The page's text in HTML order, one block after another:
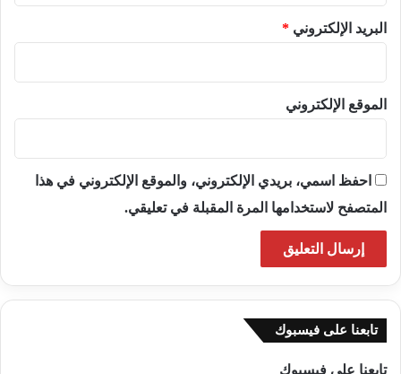
البريد الإلكتروني *
الموقع الإلكتروني
احفظ اسمي، بريدي الإلكتروني، والموقع الإلكتروني في هذا
المتصفح لاستخدامها المرة المقبلة في تعليقي.
تابعنا على فيسبوك
تابعنا على فيسبوك